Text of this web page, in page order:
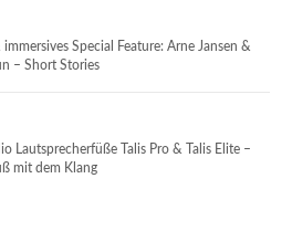
Special Feature: Arne Jansen &
– Short Stories
Lautsprecherfüße Talis Pro & Talis Elite –
mit dem Klang